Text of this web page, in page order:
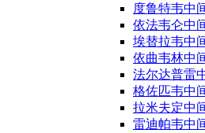
度鲁特韦中
依法韦仑中
埃替拉韦中
依曲韦林中
法尔达普雷
格佐匹韦中
拉米夫定中
雷迪帕韦中